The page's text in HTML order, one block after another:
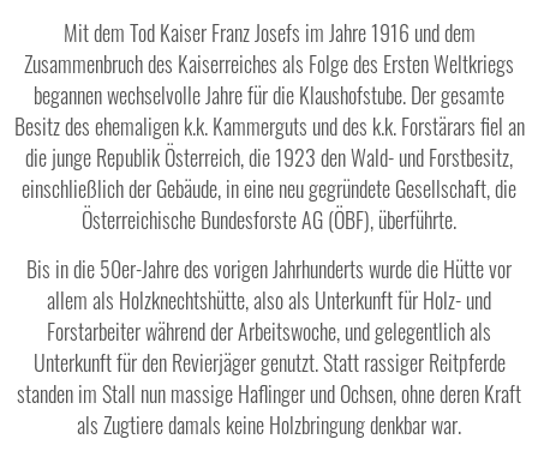
Mit dem Tod Kaiser Franz Josefs im Jahre 1916 und dem
Zusammenbruch des Kaiserreiches als Folge des Ersten Weltkriegs
begannen wechselvolle Jahre für die Klaushofstube. Der gesamte
Besitz des ehemaligen k.k. Kammerguts und des k.k. Forstärars fiel an
die junge Republik Österreich, die 1923 den Wald- und Forstbesitz,
einschließlich der Gebäude, in eine neu gegründete Gesellschaft, die
Österreichische Bundesforste AG (ÖBF), überführte.
Bis in die 50er-Jahre des vorigen Jahrhunderts wurde die Hütte vor
allem als Holzknechtshütte, also als Unterkunft für Holz- und
Forstarbeiter während der Arbeitswoche, und gelegentlich als
Unterkunft für den Revierjäger genutzt. Statt rassiger Reitpferde
standen im Stall nun massige Haflinger und Ochsen, ohne deren Kraft
als Zugtiere damals keine Holzbringung denkbar war.